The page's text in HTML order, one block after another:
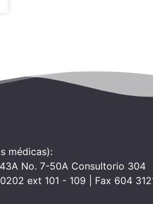
médicas):
No. 7-50A Consultorio 304
ext 101 - 109 | Fax 604